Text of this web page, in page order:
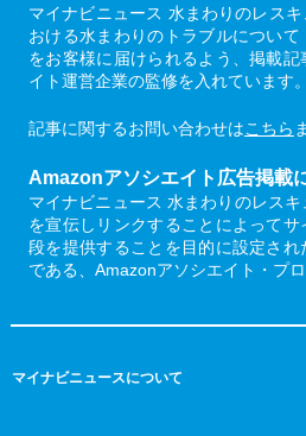
マイナビニュース 水まわりのレス
おける水まわりのトラブルについて
をお客様に届けられるよう、掲載
イト運営企業の監修を入れています。
記事に関するお問い合わせはこちら
Amazonアソシエイト広告掲載
マイナビニュース 水まわりのレス
を宣伝しリンクすることによって
段を提供することを目的に設定さ
である、Amazonアソシエイト・プ
マイナビニュースについて